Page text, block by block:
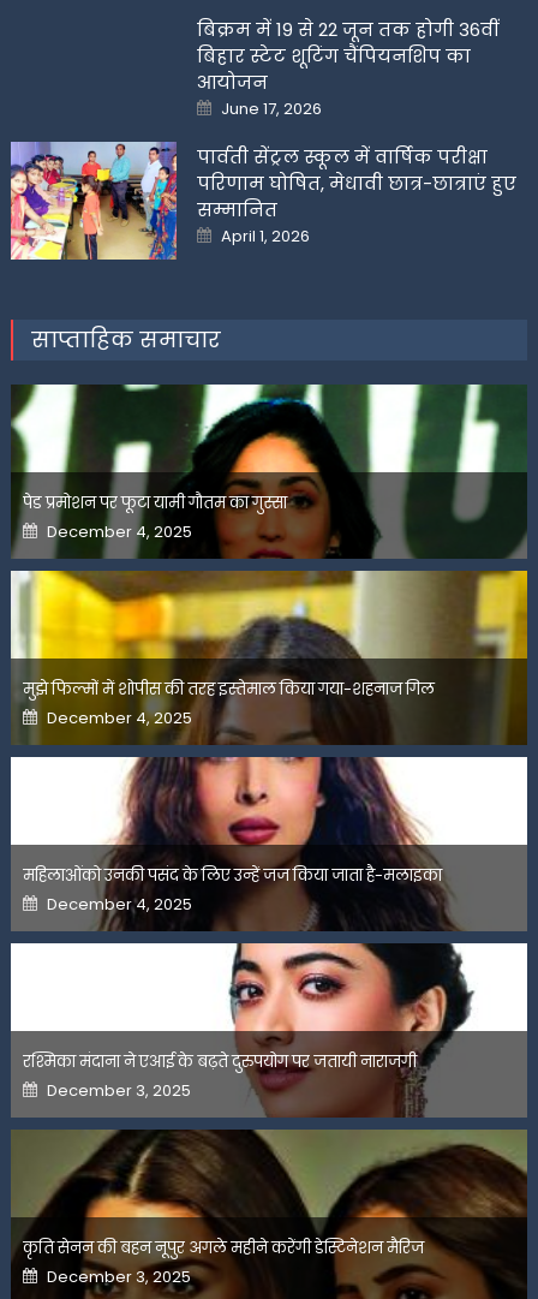
बिक्रम में 19 से 22 जून तक होगी 36वीं
बिहार स्टेट शूटिंग चैंपियनशिप का
आयोजन
Posted
on
June 17, 2026
पार्वती सेंट्रल स्कूल में वार्षिक परीक्षा
परिणाम घोषित, मेधावी छात्र-छात्राएं हुए
सम्मानित
Posted
on
April 1, 2026
साप्ताहिक समाचार
पेड प्रमोशन पर फूटा यामी गौतम का गुस्सा
Posted
on
December 4, 2025
मुझे फिल्मों में शोपीस की तरह इस्तेमाल किया गया-शहनाज गिल
Posted
on
December 4, 2025
महिलाओंको उनकी पसंद के लिए उन्हें जज किया जाता है-मलाइका
Posted
on
December 4, 2025
रश्मिका मंदाना ने एआई के बढ़ते दुरुपयोग पर जतायी नाराजगी
Posted
on
December 3, 2025
कृति सेनन की बहन नूपुर अगले महीने करेंगी डेस्टिनेशन मैरिज
Posted
on
December 3, 2025